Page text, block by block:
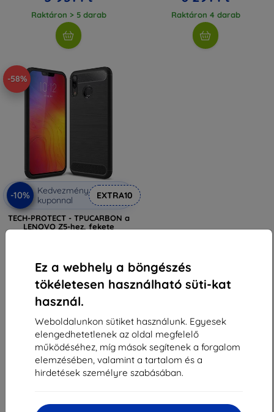
Ez a webhely a böngészés
tökéletesen használható süti-kat
használ.
Weboldalunkon sütiket használunk. Egyesek
elengedhetetlenek az oldal megfelelő
működéséhez, míg mások segítenek a forgalom
elemzésében, valamint a tartalom és a
hirdetések személyre szabásában.
Raktáron > 5 darab Raktáron 4 darab
-58%
-10%
Kedvezmény
kuponnal
EXTRA10
TECH-PROTECT - TPUCARBON a
LENOVO Z5-hez, fekete
Raktáron 4 darab
Összes találat5